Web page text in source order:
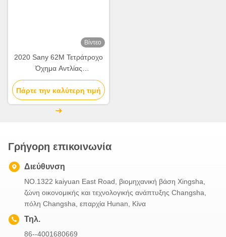
Συγγενικά Προϊόντα
Βίντεο
Μεταχειρισμένο φορτηγό
62m του 2020 με σασί
Mercedes-Benz και
απόδοση 180 m³/h
Πάρτε την καλύτερη τιμή
Σκυροδέματος με Σασί
Mercedes Benz και
Ανακαινισμένη Κατάσταση
Πάρτε την καλύτερη τιμή